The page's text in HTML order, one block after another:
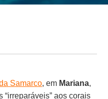
Samarco, em Mariana,
“irreparáveis” aos corais